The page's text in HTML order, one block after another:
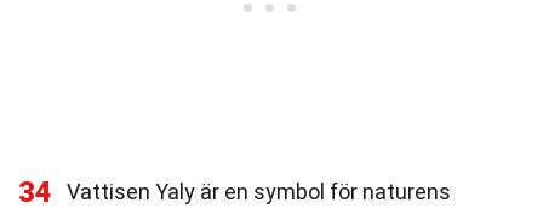
34
Vattisen Yaly är en symbol för naturens